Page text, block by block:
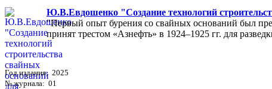
Ю.В.Евдошенко "Создание технологий
"Первый опыт бурения со свайных оснований был
принят трестом «Азнефть» в 1924–1925 гг. для
Год издания: 2025
№ журнала: 01